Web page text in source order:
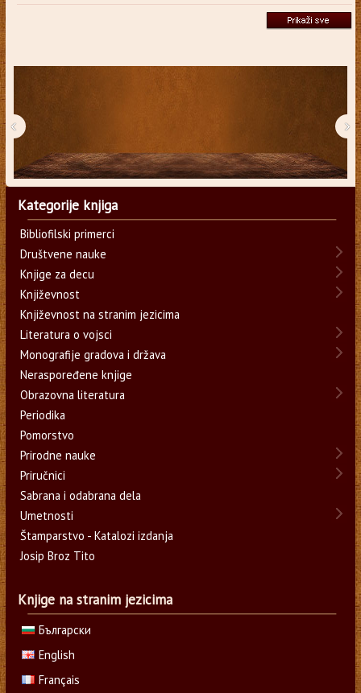
‹ ›
Kategorije knjiga
Bibliofilski primerci
Društvene nauke
Knjige za decu
Književnost
Književnost na stranim jezicima
Literatura o vojsci
Monografije gradova i država
Neraspoređene knjige
Obrazovna literatura
Periodika
Pomorstvo
Prirodne nauke
Priručnici
Sabrana i odabrana dela
Umetnosti
Štamparstvo - Katalozi izdanja
Josip Broz Tito
Knjige na stranim jezicima
Български
English
Français